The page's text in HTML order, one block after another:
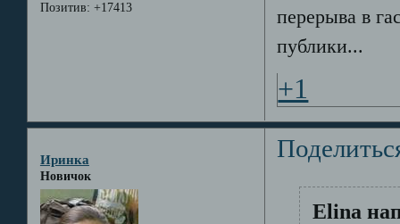
Позитив: +17413
перерыва в
публики...
+1
Иринка
Новичок
Elina